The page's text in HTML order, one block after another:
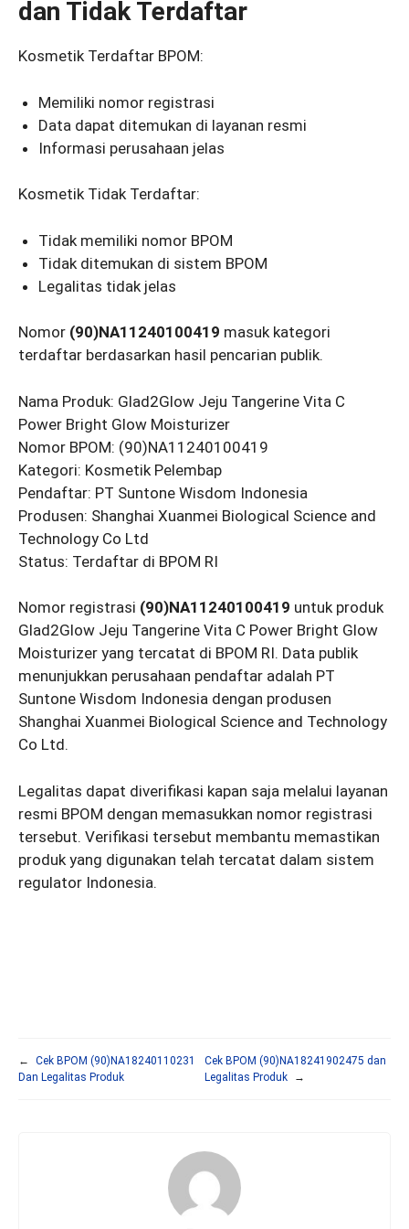
dan Tidak Terdaftar
Kosmetik Terdaftar BPOM:
Memiliki nomor registrasi
Data dapat ditemukan di layanan resmi
Informasi perusahaan jelas
Kosmetik Tidak Terdaftar:
Tidak memiliki nomor BPOM
Tidak ditemukan di sistem BPOM
Legalitas tidak jelas
Nomor (90)NA11240100419 masuk kategori
terdaftar berdasarkan hasil pencarian publik.
Nama Produk: Glad2Glow Jeju Tangerine Vita C
Power Bright Glow Moisturizer
Nomor BPOM: (90)NA11240100419
Kategori: Kosmetik Pelembap
Pendaftar: PT Suntone Wisdom Indonesia
Produsen: Shanghai Xuanmei Biological Science and
Technology Co Ltd
Status: Terdaftar di BPOM RI
Nomor registrasi (90)NA11240100419 untuk produk
Glad2Glow Jeju Tangerine Vita C Power Bright Glow
Moisturizer yang tercatat di BPOM RI. Data publik
menunjukkan perusahaan pendaftar adalah PT
Suntone Wisdom Indonesia dengan produsen
Shanghai Xuanmei Biological Science and Technology
Co Ltd.
Legalitas dapat diverifikasi kapan saja melalui layanan
resmi BPOM dengan memasukkan nomor registrasi
tersebut. Verifikasi tersebut membantu memastikan
produk yang digunakan telah tercatat dalam sistem
regulator Indonesia.
←
Cek BPOM (90)NA18240110231
Dan Legalitas Produk
Cek BPOM (90)NA18241902475 dan
Legalitas Produk
→